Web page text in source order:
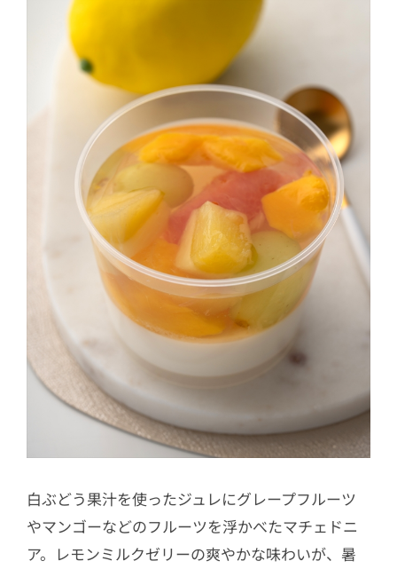
白ぶどう果汁を使ったジュレにグレープフルーツ
やマンゴーなどのフルーツを浮かべたマチェドニ
ア。レモンミルクゼリーの爽やかな味わいが、暑